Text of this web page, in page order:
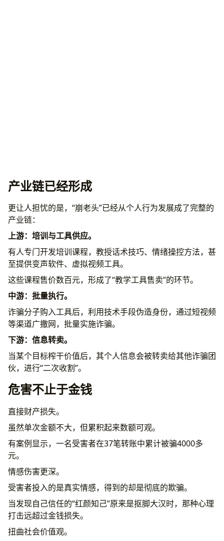
产业链已经形成
更让人担忧的是，“崩老头”已经从个人行为发展成了完整的
产业链：
上游：培训与工具供应。
有人专门开发培训课程，教授话术技巧、情绪操控方法，甚
至提供变声软件、虚拟视频工具。
这些课程售价数百元，形成了“教学工具售卖”的环节。
中游：批量执行。
诈骗分子购入工具后，利用技术手段伪造身份，通过短视频
等渠道广撒网，批量实施诈骗。
下游：信息转卖。
当某个目标榨干价值后，其个人信息会被转卖给其他诈骗团
伙，进行“二次收割”。
危害不止于金钱
直接财产损失。
虽然单次金额不大，但累积起来数额可观。
有案例显示，一名受害者在37笔转账中累计被骗4000多
元。
情感伤害更深。
受害者投入的是真实情感，得到的却是彻底的欺骗。
当发现自己信任的“红颜知己”原来是抠脚大汉时，那种心理
打击远超过金钱损失。
扭曲社会价值观。